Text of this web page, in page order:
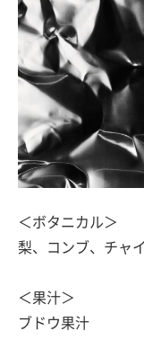
＜ボタニカル＞
梨、コンブ、チャ
＜果汁＞
ブドウ果汁